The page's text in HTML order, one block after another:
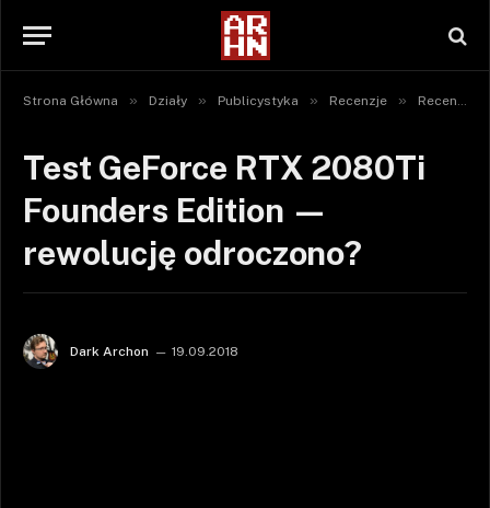
Strona Główna » Działy » Publicystyka » Recenzje » Recenzje sprzętu
Test GeForce RTX 2080Ti
Founders Edition —
rewolucję odroczono?
Dark Archon 19.09.2018